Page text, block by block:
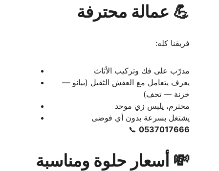
💪 عمالة محترفة
فريقنا كله:
مدرّب على فك وتركيب الأثاث
يعرف يتعامل مع العفش الثقيل (بيانو —
خزنة — تحف)
محترم، يلبس زي موحد
يشتغل بسرعة بدون أي فوضى
📞 0537017666
💸 أسعار حلوة ومناسبة